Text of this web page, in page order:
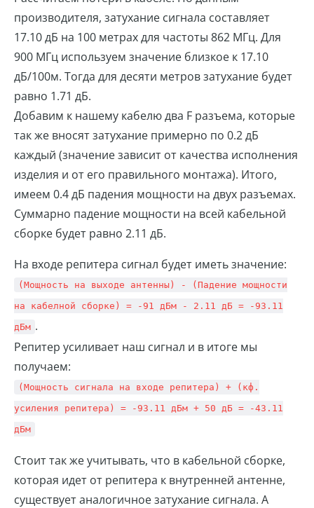
производителя, затухание сигнала составляет
17.10 дБ на 100 метрах для частоты 862 МГц. Для
900 МГц используем значение близкое к 17.10
дБ/100м. Тогда для десяти метров затухание будет
равно 1.71 дБ.
Добавим к нашему кабелю два F разъема, которые
так же вносят затухание примерно по 0.2 дБ
каждый (значение зависит от качества исполнения
изделия и от его правильного монтажа). Итого,
имеем 0.4 дБ падения мощности на двух разъемах.
Суммарно падение мощности на всей кабельной
сборке будет равно 2.11 дБ.
На входе репитера сигнал будет иметь значение:
(Мощность на выходе антенны) - (Падение мощности
на кабелной сборке) = -91 дБм - 2.11 дБ = -93.11
дБм .
Репитер усиливает наш сигнал и в итоге мы
получаем:
(Мощность сигнала на входе репитера) + (кф.
усиления репитера) = -93.11 дБм + 50 дБ = -43.11
дБм
Стоит так же учитывать, что в кабельной сборке,
которая идет от репитера к внутренней антенне,
существует аналогичное затухание сигнала. А